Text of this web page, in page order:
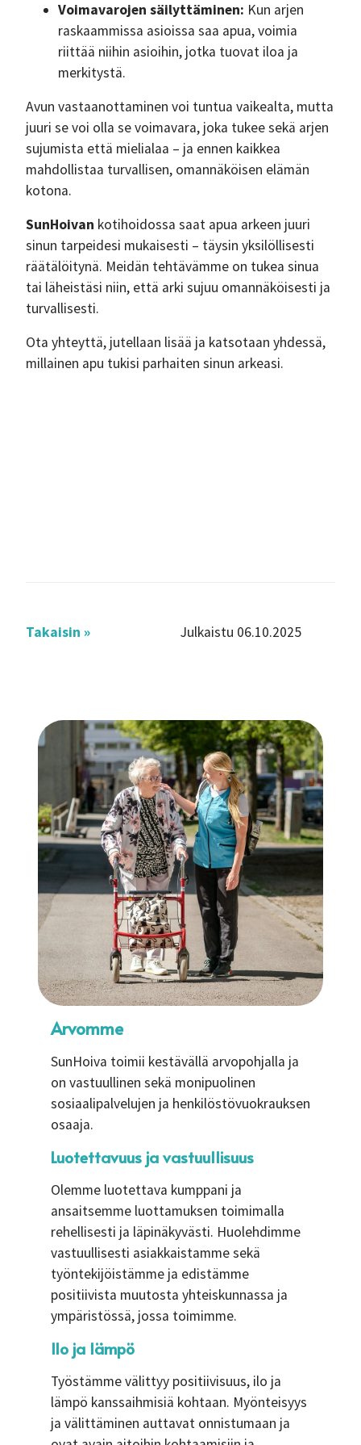
Voimavarojen säilyttäminen: Kun arjen
raskaammissa asioissa saa apua, voimia
riittää niihin asioihin, jotka tuovat iloa ja
merkitystä.
Avun vastaanottaminen voi tuntua vaikealta, mutta
juuri se voi olla se voimavara, joka tukee sekä arjen
sujumista että mielialaa – ja ennen kaikkea
mahdollistaa turvallisen, omannäköisen elämän
kotona.
SunHoivan kotihoidossa saat apua arkeen juuri
sinun tarpeidesi mukaisesti – täysin yksilöllisesti
räätälöitynä. Meidän tehtävämme on tukea sinua
tai läheistäsi niin, että arki sujuu omannäköisesti ja
turvallisesti.
Ota yhteyttä, jutellaan lisää ja katsotaan yhdessä,
millainen apu tukisi parhaiten sinun arkeasi.
Takaisin » Julkaistu 06.10.2025
Arvomme
SunHoiva toimii kestävällä arvopohjalla ja
on vastuullinen sekä monipuolinen
sosiaalipalvelujen ja henkilöstövuokrauksen
osaaja.
Luotettavuus ja vastuullisuus
Olemme luotettava kumppani ja
ansaitsemme luottamuksen toimimalla
rehellisesti ja läpinäkyvästi. Huolehdimme
vastuullisesti asiakkaistamme sekä
työntekijöistämme ja edistämme
positiivista muutosta yhteiskunnassa ja
ympäristössä, jossa toimimme.
Ilo ja lämpö
Työstämme välittyy positiivisuus, ilo ja
lämpö kanssaihmisiä kohtaan. Myönteisyys
ja välittäminen auttavat onnistumaan ja